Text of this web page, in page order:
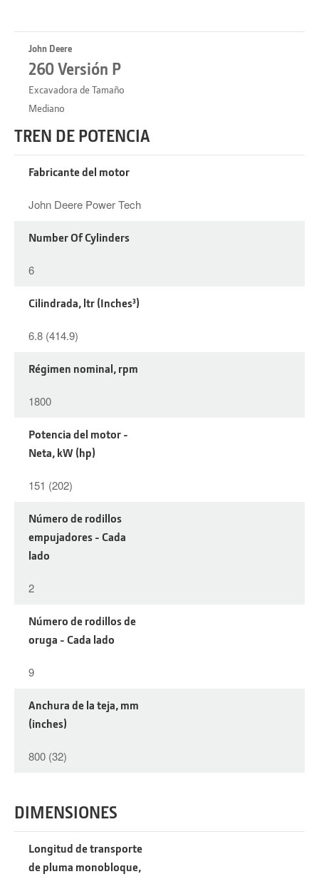
John Deere
260 Versión P
Excavadora de Tamaño
Mediano
Fabricante del motor
John‌‌‌‌‌ ‌‌‌‌‬‍‌‌‬‌‬‬‌‌‍ ‌‌‌‌ Deere Power Tech
Number Of Cylinders
6
Cilindrada, ltr (Inches³)
6.8 (414.9)
Régimen nominal, rpm
1800
Potencia del motor -
Neta, kW (hp)
151 (202)
Número de rodillos
empujadores - Cada
lado
2
Número de rodillos de
oruga - Cada lado
9
Anchura de la teja, mm
(inches)
800 (32)
TREN DE POTENCIA
Longitud de transporte
de pluma monobloque,
DIMENSIONES